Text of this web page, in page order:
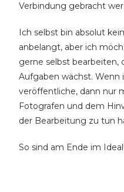
Verbindung gebracht
Ich selbst bin absolut
anbelangt, aber ich
gerne selbst bearbeiten,
Aufgaben wächst. Wenn
veröffentliche, dann nur
Fotografen und dem
der Bearbeitung zu tun
So sind am Ende im